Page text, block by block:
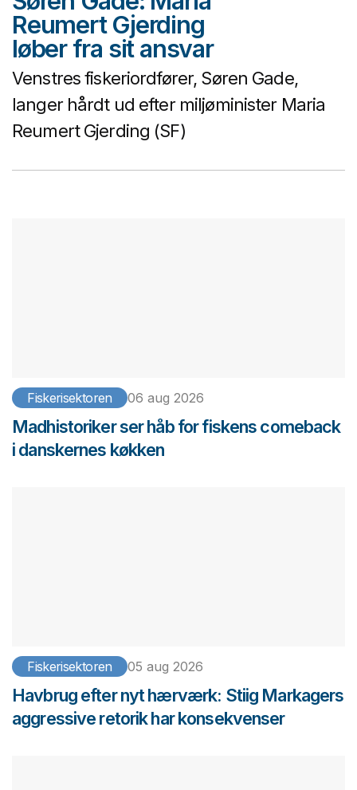
Reumert Gjerding
løber fra sit ansvar
Venstres fiskeriordfører, Søren Gade,
langer hårdt ud efter miljøminister Maria
Reumert Gjerding (SF)
Fiskerisektoren 06 aug 2026
Madhistoriker ser håb for fiskens comeback
i danskernes køkken
Fiskerisektoren 05 aug 2026
Havbrug efter nyt hærværk: Stiig Markagers
aggressive retorik har konsekvenser